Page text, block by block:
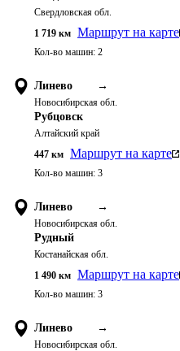
Свердловская обл.
1 719 км Маршрут на карте
Кол-во машин: 2
Линево →
Новосибирская обл.
Рубцовск
Алтайский край
447 км Маршрут на карте
Кол-во машин: 3
Линево →
Новосибирская обл.
Рудный
Костанайская обл.
1 490 км Маршрут на карте
Кол-во машин: 3
Линево →
Новосибирская обл.